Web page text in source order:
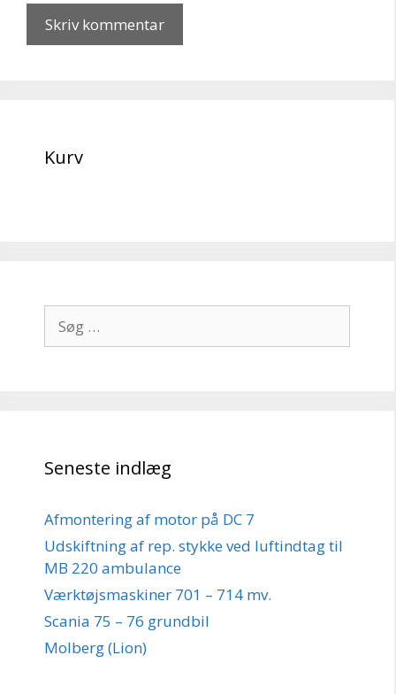
Kurv
efter:
Seneste indlæg
Afmontering af motor på DC 7
Udskiftning af rep. stykke ved luftindtag til
MB 220 ambulance
Værktøjsmaskiner 701 – 714 mv.
Scania 75 – 76 grundbil
Molberg (Lion)